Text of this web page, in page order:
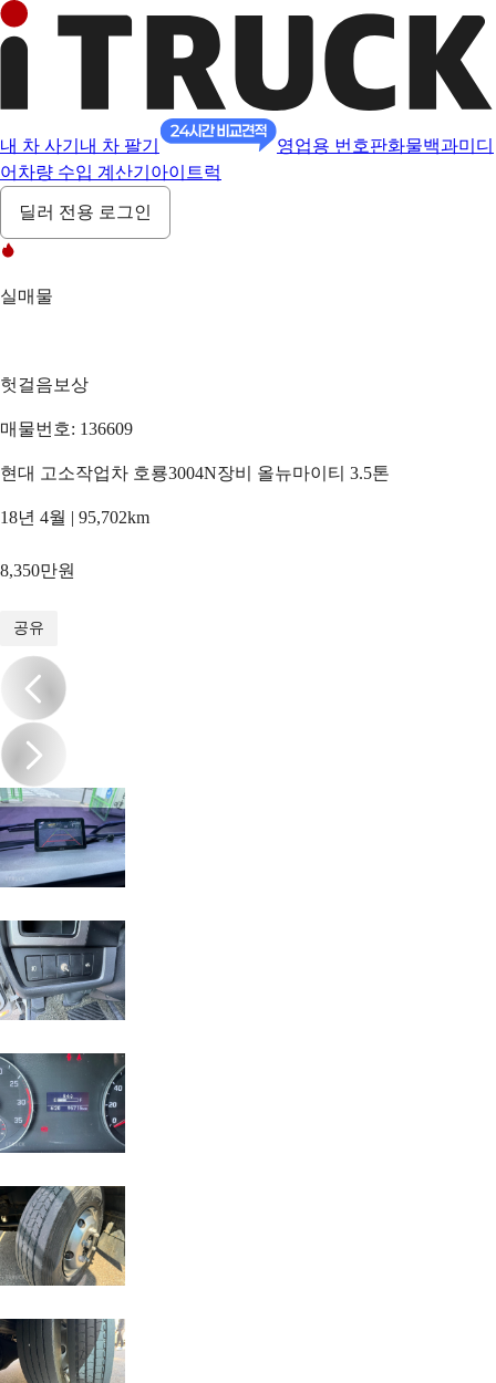
내 차 사기 내 차 팔기 영업용 번호판화물백과미디
어 차량 수입 계산기 아이트럭
딜러 전용 로그인
실매물
헛걸음보상
매물번호: 136609
현대 고소작업차 호룡3004N장비 올뉴마이티 3.5톤
18년 4월 | 95,702km
8,350만원
공유
/18